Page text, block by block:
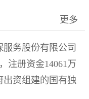
更多
务股份有限公司
注册资金14061万
出资组建的国有独